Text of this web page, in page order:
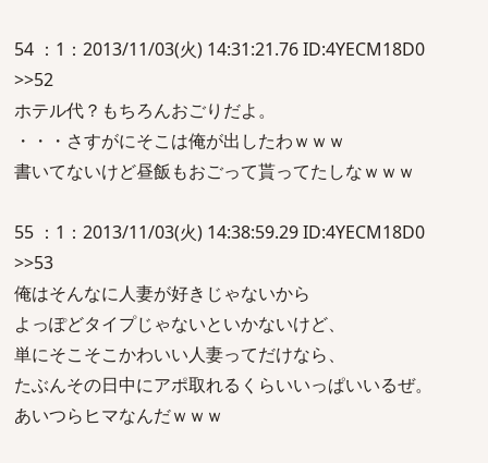
54 ：1：2013/11/03(火) 14:31:21.76 ID:4YECM18D0
>>52
ホテル代？もちろんおごりだよ。
・・・さすがにそこは俺が出したわｗｗｗ
書いてないけど昼飯もおごって貰ってたしなｗｗｗ
55 ：1：2013/11/03(火) 14:38:59.29 ID:4YECM18D0
>>53
俺はそんなに人妻が好きじゃないから
よっぽどタイプじゃないといかないけど、
単にそこそこかわいい人妻ってだけなら、
たぶんその日中にアポ取れるくらいいっぱいいるぜ。
あいつらヒマなんだｗｗｗ